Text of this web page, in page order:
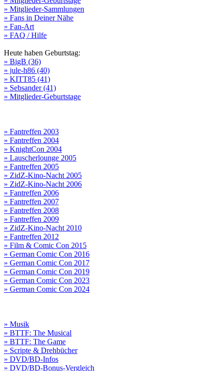
» Mitglieder-Sammlungen
» Fans in Deiner Nähe
» Fan-Art
» FAQ / Hilfe
Heute haben Geburtstag:
» BigB (36)
» jule-h86 (40)
» KITT85 (41)
» Sebsander (41)
» Mitglieder-Geburtstage
» Fantreffen 2003
» Fantreffen 2004
» KnightCon 2004
» Lauscherlounge 2005
» Fantreffen 2005
» ZidZ-Kino-Nacht 2005
» ZidZ-Kino-Nacht 2006
» Fantreffen 2006
» Fantreffen 2007
» Fantreffen 2008
» Fantreffen 2009
» ZidZ-Kino-Nacht 2010
» Fantreffen 2012
» Film & Comic Con 2015
» German Comic Con 2016
» German Comic Con 2017
» German Comic Con 2019
» German Comic Con 2023
» German Comic Con 2024
» Musik
» BTTF: The Musical
» BTTF: The Game
» Scripte & Drehbücher
» DVD/BD-Infos
» DVD/BD-Bonus-Vergleich